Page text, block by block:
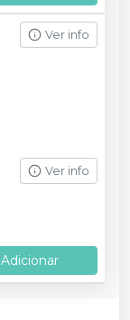
Ver info
Ver info
Adicionar